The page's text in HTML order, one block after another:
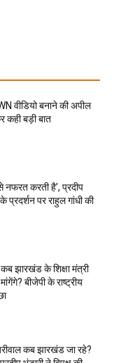
वीडियो बनाने की अपील
कही बड़ी बात
नफरत करती है’, प्रदीप
प्रदर्शन पर राहुल गांधी की
झारखंड के शिक्षा मंत्री
बीजेपी के राष्ट्रीय
कब झारखंड जा रहे?